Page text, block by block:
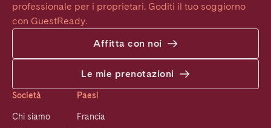
professionale per i proprietari. Goditi il tuo soggiorno
con GuestReady.
Affitta con noi
Le mie prenotazioni
Società
Chi siamo
Paesi
Francia